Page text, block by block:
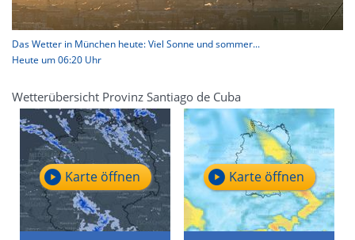
Das Wetter in München heute: Viel Sonne und sommer...
Heute um 06:20 Uhr
Wetterübersicht Provinz Santiago de Cuba
Karte öffnen Karte öffnen